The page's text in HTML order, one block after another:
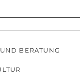
BERATUNG